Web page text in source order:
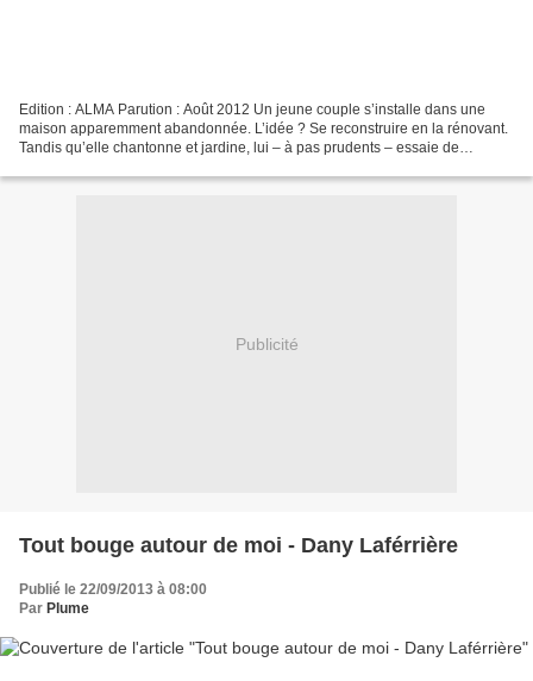
Edition : ALMA Parution : Août 2012 Un jeune couple s’installe dans une
maison apparemment abandonnée. L’idée ? Se reconstruire en la rénovant.
Tandis qu’elle chantonne et jardine, lui – à pas prudents – essaie de
Publicité
Tout bouge autour de moi - Dany Laférrière
Publié le 22/09/2013 à 08:00
Par Plume